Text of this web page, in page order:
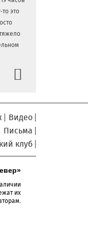
с
секция
это
Видео
Письма
клуб
их